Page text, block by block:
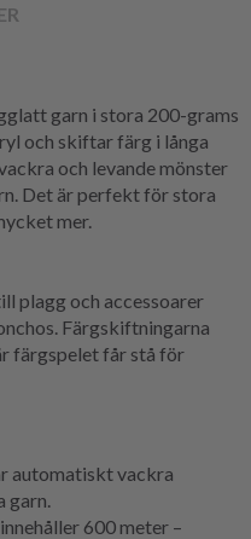
garn i stora 200-grams
och skiftar färg i långa
och levande mönster
Det är perfekt för stora
mer.
plagg och accessoarer
Färgskiftningarna
färgspelet får stå för
automatiskt vackra
600 meter –